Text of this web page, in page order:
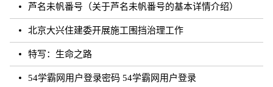
芦名未帆番号（关于芦名未帆番号的基本详情介绍）
北京大兴住建委开展施工围挡治理工作
特写：生命之路
54学霸网用户登录密码 54学霸网用户登录